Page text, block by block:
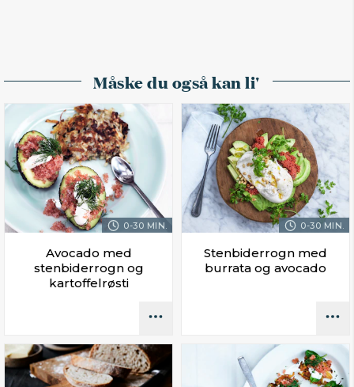
Måske du også kan li'
0-30 MIN.
Avocado med
stenbiderrogn og
kartoffelrøsti
0-30 MIN.
Stenbiderrogn med
burrata og avocado